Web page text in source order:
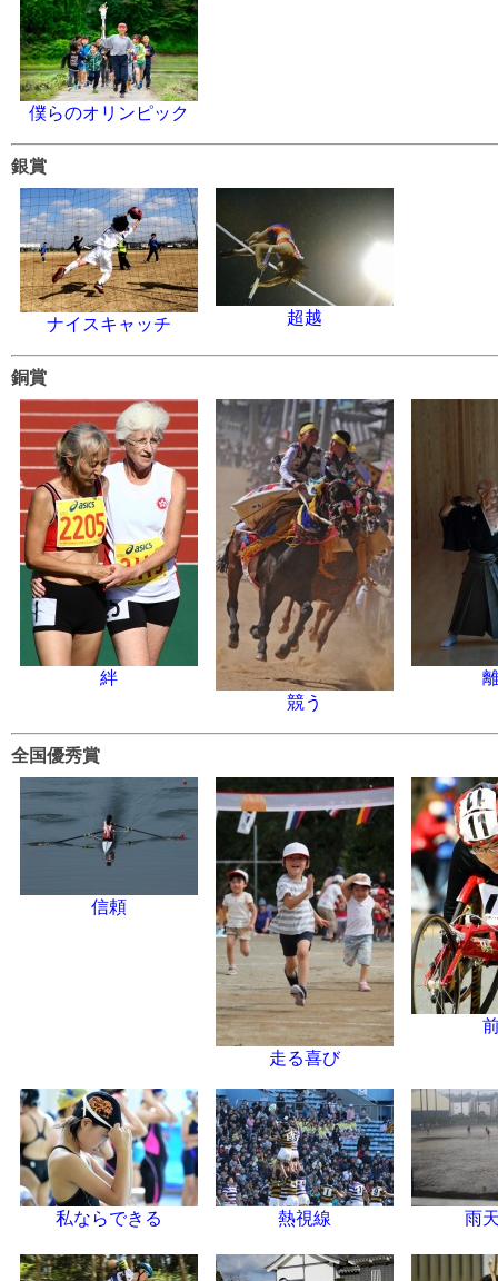
僕らのオリンピック
銀賞
ナイスキャッチ 超越
銅賞
絆
競う
全国優秀賞
信頼
走る喜び
私ならできる 熱視線 雨